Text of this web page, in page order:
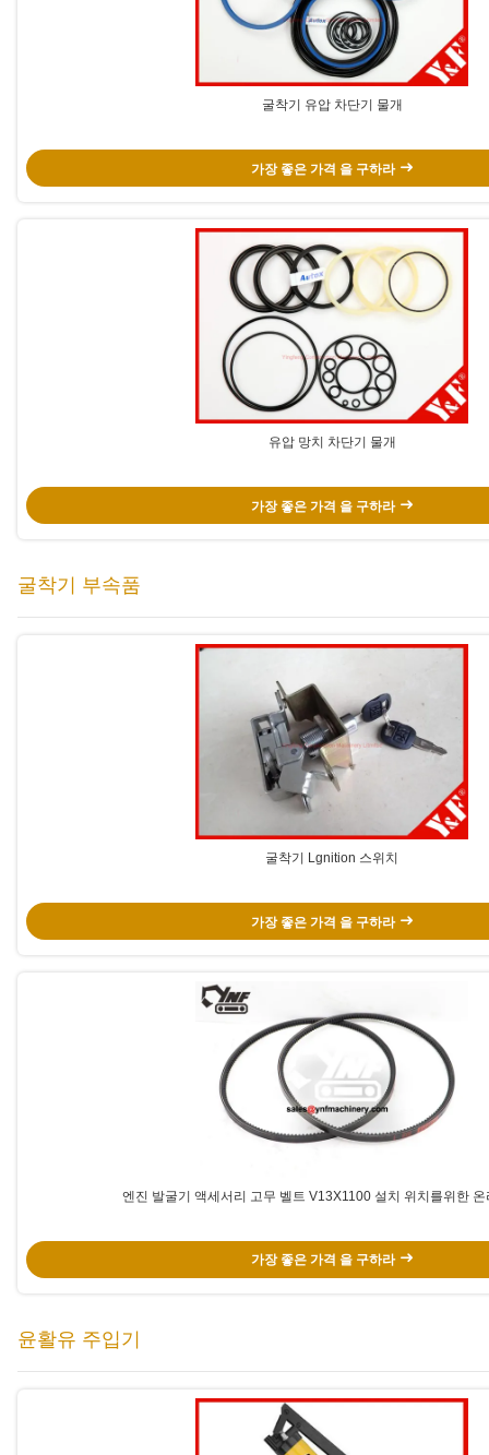
굴착기 유압 차단기 물개
가장 좋은 가격 을 구하라
유압 망치 차단기 물개
가장 좋은 가격 을 구하라
굴착기 부속품
굴착기 Lgnition 스위치
가장 좋은 가격 을 구하라
엔진 발굴기 액세서리 고무 벨트 V13X1100 설치 위치를위한
가장 좋은 가격 을 구하라
윤활유 주입기